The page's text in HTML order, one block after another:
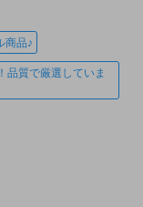
商品♪
品質で厳選していま